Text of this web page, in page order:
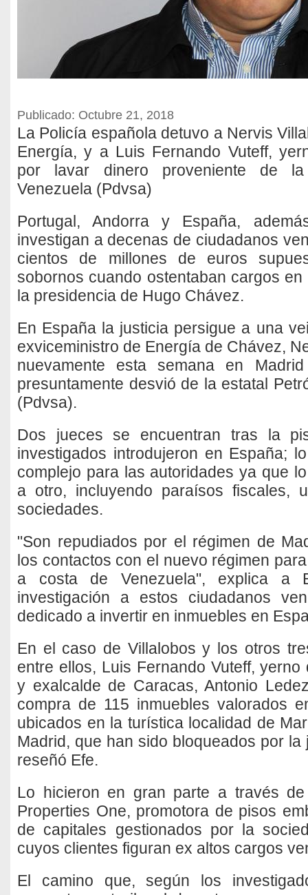
Publicado: Octubre 21, 2018
La Policía española detuvo a Nervis
Energía, y a Luis Fernando Vuteff,
por lavar dinero proveniente de
Venezuela (Pdvsa)
Portugal, Andorra y España,
investigan a decenas de ciudadanos
cientos de millones de euros
sobornos cuando ostentaban cargos
la presidencia de Hugo Chávez.
En España la justicia persigue a una
exviceministro de Energía de Chávez,
nuevamente esta semana en
presuntamente desvió de la estatal
(Pdvsa).
Dos jueces se encuentran tras la
investigados introdujeron en España;
complejo para las autoridades ya que
a otro, incluyendo paraísos fiscales,
sociedades.
"Son repudiados por el régimen de
los contactos con el nuevo régimen
a costa de Venezuela", explica a
investigación a estos ciudadanos
dedicado a invertir en inmuebles en
En el caso de Villalobos y los otros
entre ellos, Luis Fernando Vuteff,
y exalcalde de Caracas, Antonio
compra de 115 inmuebles valorados
ubicados en la turística localidad de
Madrid, que han sido bloqueados por
reseñó Efe.
Lo hicieron en gran parte a través
Properties One, promotora de pisos
de capitales gestionados por la
cuyos clientes figuran ex altos cargos
El camino que, según los